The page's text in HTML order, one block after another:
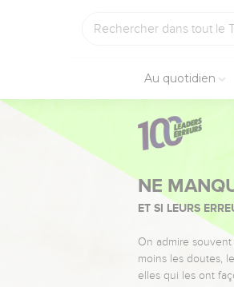
Au quotidien
NE
ET SI LEURS
On admire souvent
moins les doutes,
elles qui les ont